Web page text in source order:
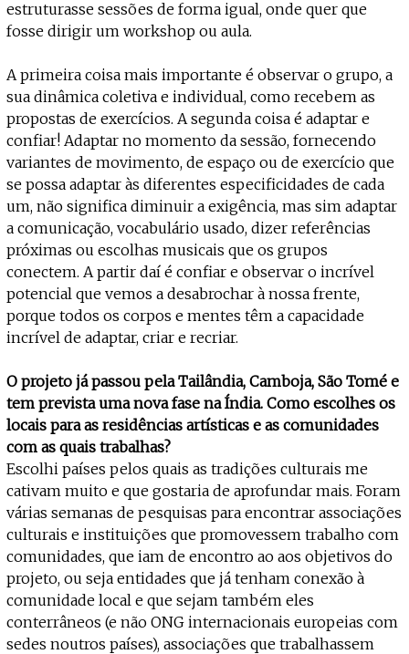
estruturasse sessões de forma igual, onde quer que
fosse dirigir um workshop ou aula.
A primeira coisa mais importante é observar o grupo, a
sua dinâmica coletiva e individual, como recebem as
propostas de exercícios. A segunda coisa é adaptar e
confiar! Adaptar no momento da sessão, fornecendo
variantes de movimento, de espaço ou de exercício que
se possa adaptar às diferentes especificidades de cada
um, não significa diminuir a exigência, mas sim adaptar
a comunicação, vocabulário usado, dizer referências
próximas ou escolhas musicais que os grupos
conectem. A partir daí é confiar e observar o incrível
potencial que vemos a desabrochar à nossa frente,
porque todos os corpos e mentes têm a capacidade
incrível de adaptar, criar e recriar.
O projeto já passou pela Tailândia, Camboja, São Tomé e
tem prevista uma nova fase na Índia. Como escolhes os
locais para as residências artísticas e as comunidades
com as quais trabalhas?
Escolhi países pelos quais as tradições culturais me
cativam muito e que gostaria de aprofundar mais. Foram
várias semanas de pesquisas para encontrar associações
culturais e instituições que promovessem trabalho com
comunidades, que iam de encontro ao aos objetivos do
projeto, ou seja entidades que já tenham conexão à
comunidade local e que sejam também eles
conterrâneos (e não ONG internacionais europeias com
sedes noutros países), associações que trabalhassem